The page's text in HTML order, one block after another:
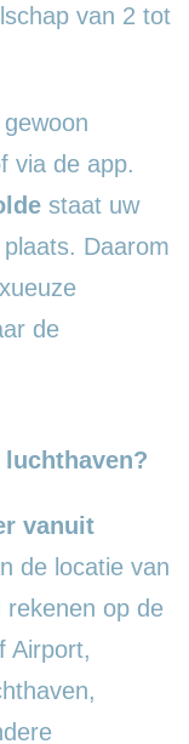
van 2 tot
via de app.
staat uw
Daarom
de
luchthaven?
vanuit
de locatie van
rekenen op de
Airport,